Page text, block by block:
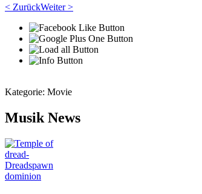
< ZurückWeiter >
Kategorie: Movie
Musik News